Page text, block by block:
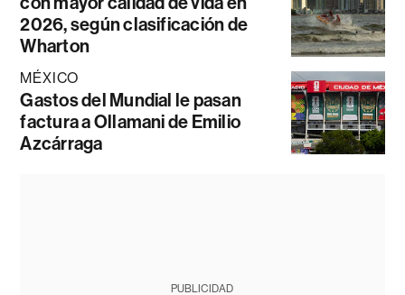
2026, según clasificación de
Wharton
MÉXICO
Gastos del Mundial le pasan
factura a Ollamani de Emilio
Azcárraga
PUBLICIDAD